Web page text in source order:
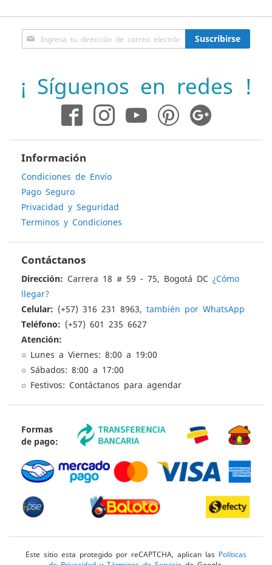
Inscríbase
a
de
noticias:
Suscribirse
¡ Síguenos en redes !
Información
Condiciones de Envío
Pago Seguro
Privacidad y Seguridad
Terminos y Condiciones
Contáctanos
Dirección: Carrera 18 # 59 - 75, Bogotá DC ¿Cómo
llegar?
Celular: (+57) 316 231 8963, también por WhatsApp
Teléfono: (+57) 601 235 6627
Atención:
○ Lunes a Viernes: 8:00 a 19:00
○ Sábados: 8:00 a 17:00
○ Festivos: Contáctanos para agendar
Formas
de pago:
Este sitio esta protegido por reCAPTCHA, aplican las Políticas